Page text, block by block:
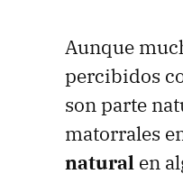
Aunque
percibidos
son parte
matorrales
natural en